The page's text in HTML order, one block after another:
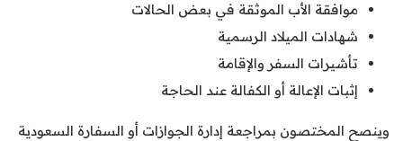
موافقة الأب الموثقة في بعض الحالات
شهادات الميلاد الرسمية
تأشيرات السفر والإقامة
إثبات الإعالة أو الكفالة عند الحاجة
وينصح المختصون بمراجعة إدارة الجوازات أو السفارة السعودية